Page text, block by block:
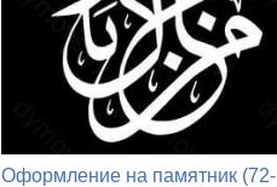
Оформление на памятник (72-